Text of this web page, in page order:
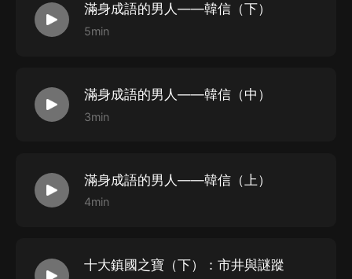
滿身成語的男人——韓信（下）
5min
滿身成語的男人——韓信（中）
3min
滿身成語的男人——韓信（上）
4min
十大鎮國之寶（下）：市井與謎蹤